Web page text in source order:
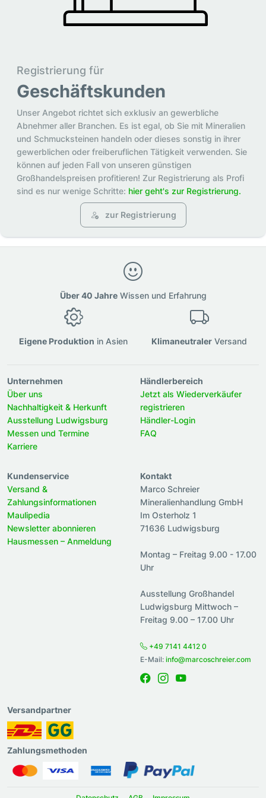
Registrierung für
Geschäftskunden
Unser Angebot richtet sich exklusiv an gewerbliche
Abnehmer aller Branchen. Es ist egal, ob Sie mit Mineralien
und Schmucksteinen handeln oder dieses sonstig in ihrer
gewerblichen oder freiberuflichen Tätigkeit verwenden. Sie
können auf jeden Fall von unseren günstigen
Großhandelspreisen profitieren! Zur Registrierung als Profi
sind es nur wenige Schritte: hier geht's zur Registrierung.
zur Registrierung
Über 40 JahreWissen und Erfahrung
Eigene Produktion in Asien Klimaneutraler Versand
Unternehmen
Über uns
Nachhaltigkeit & Herkunft
Ausstellung Ludwigsburg
Messen und Termine
Karriere
Händlerbereich
Jetzt als Wiederverkäufer
registrieren
Händler-Login
FAQ
Kundenservice
Versand &
Zahlungsinformationen
Maulipedia
Newsletter abonnieren
Hausmessen – Anmeldung
Kontakt
Marco Schreier
Mineralienhandlung GmbH
Im Osterholz 1
71636 Ludwigsburg
Montag – Freitag 9.00 - 17.00
Uhr
Ausstellung Großhandel
Ludwigsburg Mittwoch –
Freitag 9.00 – 17.00 Uhr
+49 7141 4412 0
E-Mail: info@marcoschreier.com
Versandpartner
Zahlungsmethoden